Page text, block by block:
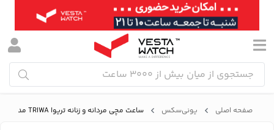
صفحه اصلی یونی‌سکس ساعت مچی مردانه و زنانه تریوا TRIWA مدل NEST101:2-ME021212